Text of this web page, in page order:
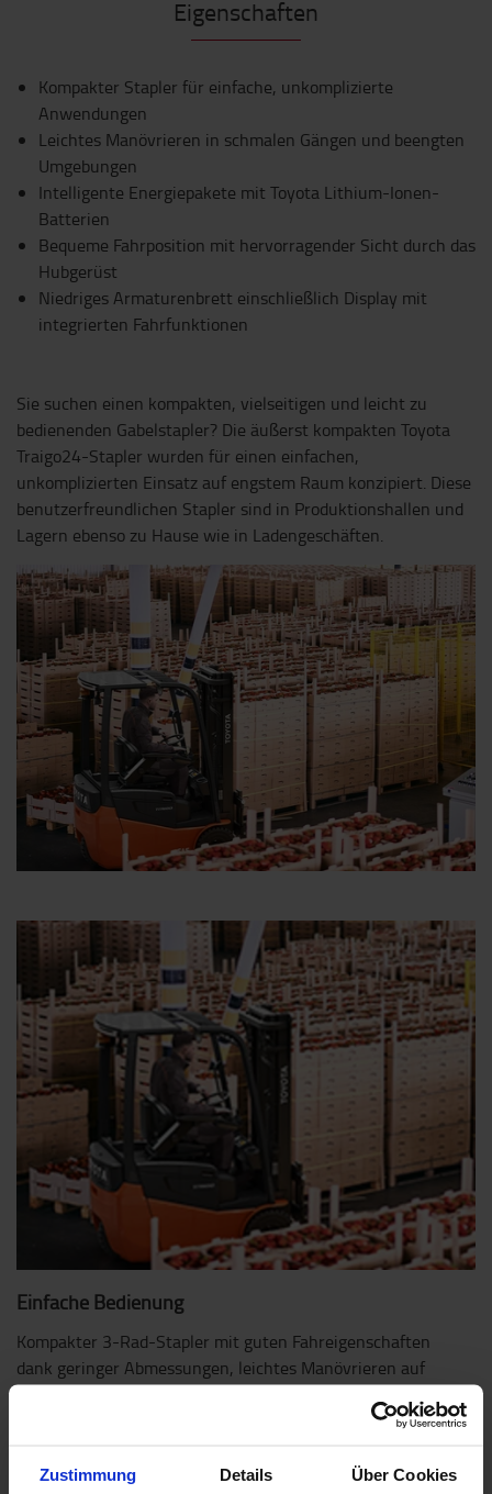
Zustimmung Details Über Cookies
Eigenschaften
Kompakter Stapler für einfache, unkomplizierte
Anwendungen
Leichtes Manövrieren in schmalen Gängen und beengten
Umgebungen
Intelligente Energiepakete mit Toyota Lithium-Ionen-
Batterien
Bequeme Fahrposition mit hervorragender Sicht durch das
Hubgerüst
Niedriges Armaturenbrett einschließlich Display mit
integrierten Fahrfunktionen
Sie suchen einen kompakten, vielseitigen und leicht zu
bedienenden Gabelstapler? Die äußerst kompakten Toyota
Traigo24-Stapler wurden für einen einfachen,
unkomplizierten Einsatz auf engstem Raum konzipiert. Diese
benutzerfreundlichen Stapler sind in Produktionshallen und
Lagern ebenso zu Hause wie in Ladengeschäften.
Einfache Bedienung
Kompakter 3-Rad-Stapler mit guten Fahreigenschaften
dank geringer Abmessungen, leichtes Manövrieren auf
engem Raum und Stapeln in engen Gängen.